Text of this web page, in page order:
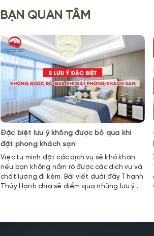
QUAN TÂM
Đặc biệt lưu ý không được bỏ qua khi
đặt phòng khách sạn
Việc tự mình đặt các dịch vụ sẽ khó khăn
nếu bạn không nắm rõ được các dịch vụ và
chất lượng đi kèm. Bài viết dưới đây Thanh
Thúy Hạnh chia sẽ điểm qua những lưu ý